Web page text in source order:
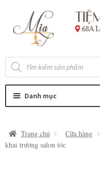
đến
Điều
đến
nội
Tìm
kiếm
sản
Danh mục
Trang chủ Cửa hàng
khai trương salon tóc